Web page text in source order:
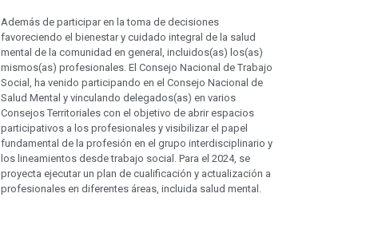
Además de participar en la toma de decisiones
favoreciendo el bienestar y cuidado integral de la salud
mental de la comunidad en general, incluidos(as) los(as)
mismos(as) profesionales. El Consejo Nacional de Trabajo
Social, ha venido participando en el Consejo Nacional de
Salud Mental y vinculando delegados(as) en varios
Consejos Territoriales con el objetivo de abrir espacios
participativos a los profesionales y visibilizar el papel
fundamental de la profesión en el grupo interdisciplinario y
los lineamientos desde trabajo social. Para el 2024, se
proyecta ejecutar un plan de cualificación y actualización a
profesionales en diferentes áreas, incluida salud mental.